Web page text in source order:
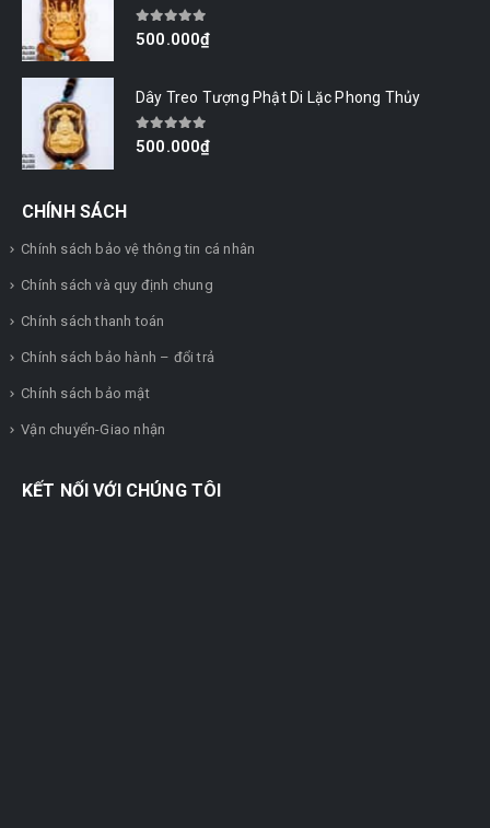
0out of 5
500.000₫
Dây Treo Tượng Phật Di Lặc Phong Thủy
0out of 5
500.000₫
CHÍNH SÁCH
Chính sách bảo vệ thông tin cá nhân
Chính sách và quy định chung
Chính sách thanh toán
Chính sách bảo hành – đổi trả
Chính sách bảo mật
Vận chuyển-Giao nhận
KẾT NỐI VỚI CHÚNG TÔI